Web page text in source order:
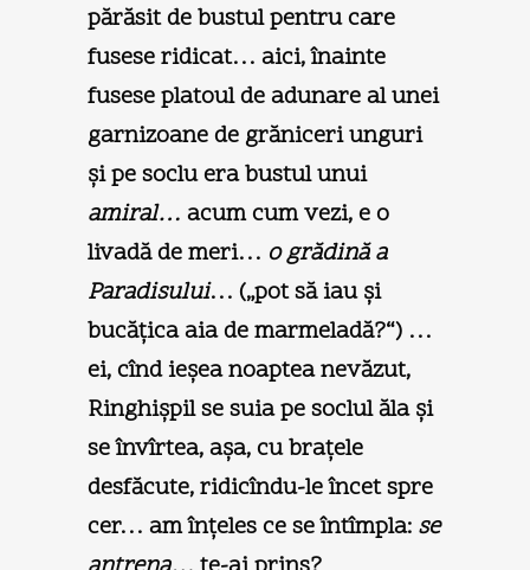
părăsit de bustul pentru care
fusese ridicat… aici, înainte
fusese platoul de adunare al unei
garnizoane de grăniceri unguri
şi pe soclu era bustul unui
amiral… acum cum vezi, e o
livadă de meri… o grădină a
Paradisului… („pot să iau şi
bucăţica aia de marmeladă?“) …
ei, cînd ieşea noaptea nevăzut,
Ringhişpil se suia pe soclul ăla şi
se învîrtea, aşa, cu braţele
desfăcute, ridicîndu-le încet spre
cer… am înţeles ce se întîmpla: se